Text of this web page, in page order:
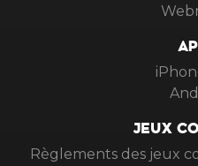
JEUX
Règlements des jeux